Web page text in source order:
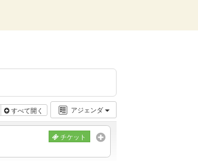
アジェンダ
すべて開く
チケット